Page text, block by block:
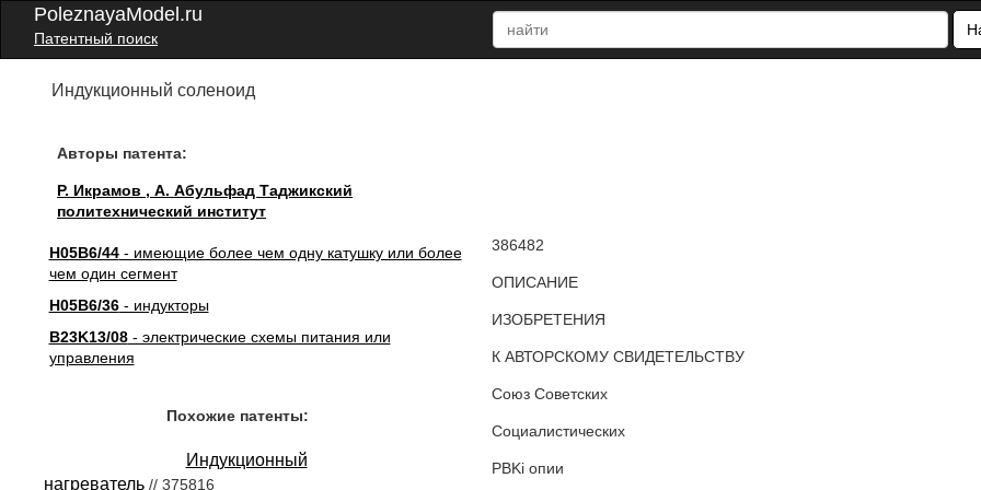
PoleznayaModel.ru
Патентный поиск
Индукционный соленоид
Авторы патента:
Р. Икрамов , А. Абульфад Таджикский
политехнический институт
H05B6/44- имеющие более чем одну катушку или более
чем один сегмент
H05B6/36- индукторы
B23K13/08- электрические схемы питания или
управления
386482
ОПИСАНИЕ
ИЗОБРЕТЕНИЯ
К АВТОРСКОМУ СВИДЕТЕЛЬСТВУ
Союз Советских
Социалистических
PBKi опии
Похожие патенты:
Индукционный
нагреватель// 375816